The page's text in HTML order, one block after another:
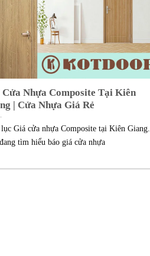
Cửa Nhựa Composite Tại Kiên
| Cửa Nhựa Giá Rẻ
Giá cửa nhựa Composite tại Kiên Giang.
tìm hiểu báo giá cửa nhựa